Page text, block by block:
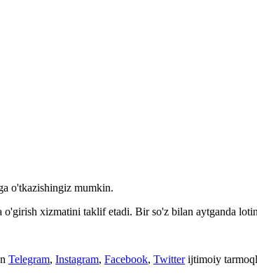
o'tkazishingiz mumkin.
xizmatini taklif etadi. Bir so'z bilan aytganda
Telegram, Instagram, Facebook, Twitter ijtimoiy